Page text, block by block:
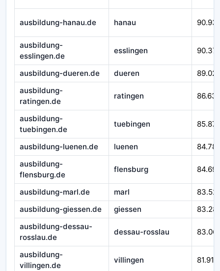
ausbildung-hanau.de hanau
ausbildung-
esslingen.de
esslingen
ausbildung-dueren.de dueren
ausbildung-
ratingen.de
ratingen
ausbildung-
tuebingen.de
tuebingen 85.871
ausbildung-luenen.de luenen
ausbildung-
flensburg.de
flensburg
ausbildung-marl.de marl
ausbildung-giessen.de
giessen
ausbildung-dessau-
rosslau.de
dessau-rosslau 83.061
ausbildung-
villingen.de
villingen 81.916